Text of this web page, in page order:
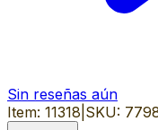
Sin reseñas aún
Item: 11318 SKU: